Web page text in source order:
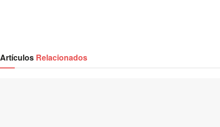
Artículos Relacionados